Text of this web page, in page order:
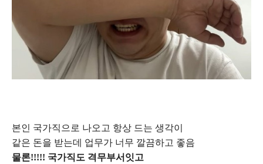
본인 국가직으로 나오고 항상 드는 생각이
같은 돈을 받는데 업무가 너무 깔끔하고 좋음
물론!!!!! 국가직도 격무부서잇고